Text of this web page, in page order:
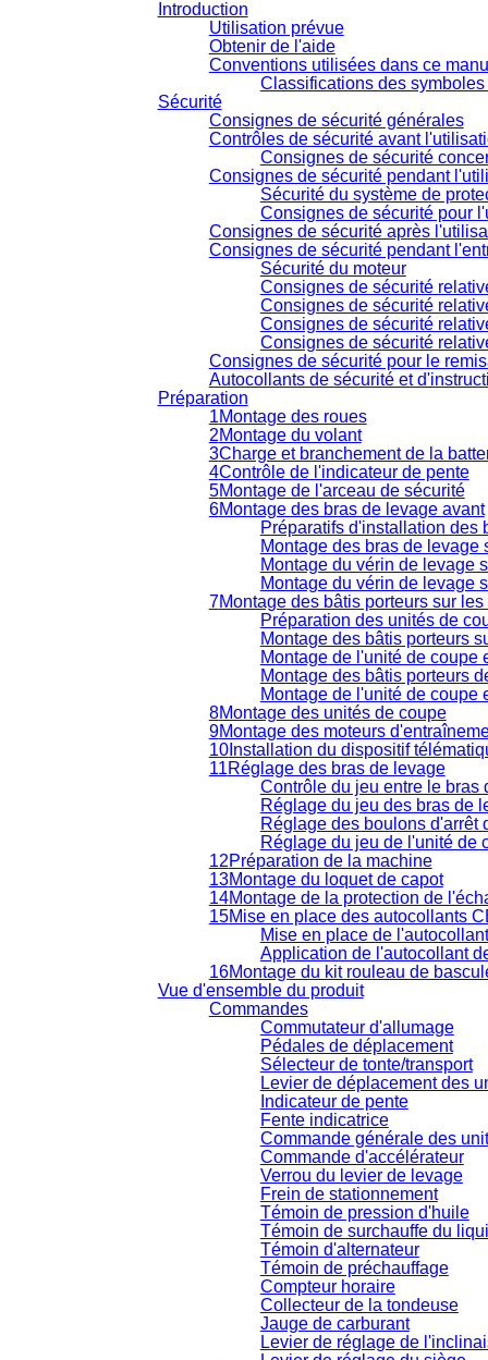
Introduction
Utilisation prévue
Obtenir de l'aide
Conventions utilisées dans ce
Classifications des
Sécurité
Consignes de sécurité générales
Contrôles de sécurité avant
Consignes de sécurité
Consignes de sécurité pendant
Sécurité du système de
Consignes de sécurité pour
Consignes de sécurité après
Consignes de sécurité pendant
Sécurité du moteur
Consignes de sécurité
Consignes de sécurité
Consignes de sécurité
Consignes de sécurité
Consignes de sécurité pour le
Autocollants de sécurité et
Préparation
1Montage des roues
2Montage du volant
3Charge et branchement de la
4Contrôle de l'indicateur de pente
5Montage de l'arceau de sécurité
6Montage des bras de levage avant
Préparatifs d'installation des
Montage des bras de levage
Montage du vérin de levage
Montage du vérin de levage
7Montage des bâtis porteurs sur
Préparation des unités de
Montage des bâtis porteurs
Montage de l'unité de coupe
Montage des bâtis porteurs
Montage de l'unité de coupe
8Montage des unités de coupe
9Montage des moteurs
10Installation du dispositif
11Réglage des bras de levage
Contrôle du jeu entre le bras
Réglage du jeu des bras de
Réglage des boulons d'arrêt
Réglage du jeu de l'unité de
12Préparation de la machine
13Montage du loquet de capot
14Montage de la protection de
15Mise en place des autocollants
Mise en place de
Application de l'autocollant
16Montage du kit rouleau de
Vue d'ensemble du produit
Commandes
Commutateur d'allumage
Pédales de déplacement
Sélecteur de tonte/transport
Levier de déplacement des
Indicateur de pente
Fente indicatrice
Commande générale des
Commande d'accélérateur
Verrou du levier de levage
Frein de stationnement
Témoin de pression d'huile
Témoin de surchauffe du
Témoin d'alternateur
Témoin de préchauffage
Compteur horaire
Collecteur de la tondeuse
Jauge de carburant
Levier de réglage de